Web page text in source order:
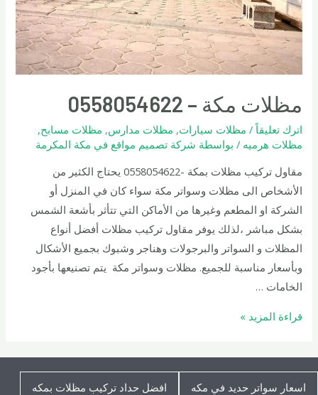
مظلات مكة – 0558054622
اترك تعليقاً / مظلات سيارات, مظلات مدارس, مظلات مسابح,
مظلات هرميه / بواسطة شركة تصميم مواقع في مكة المكرمة
مقاول تركيب مظلات بمكة -0558054622 يحتاج الكثير من
الأشخاص الى مظلات وسواتر مكة سواء كان في المنزل أو
الشركة او المطعم وغيرها من الأماكن التي تتأثر بأشعة الشمس
بشكل مباشر ،لذلك يوفر مقاول تركيب مظلات أفضل أنواع
المظلات و السواتر والبرجولات وهناجر وشبوك بجميع الأشكال
وبأسعار مناسبة للجميع. مظلات وسواتر مكة يتم تصنيعها بأجود
الخامات …
مظلات
0558054622
قراءة المزيد »
اسعار سواتر حديد في مكه افضل حداد تركيب مظلات بمكه